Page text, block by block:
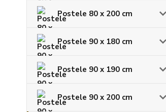
Postele 80 x 200 cm
Postele 90 x 180 cm
Postele 90 x 190 cm
Postele 90 x 200 cm